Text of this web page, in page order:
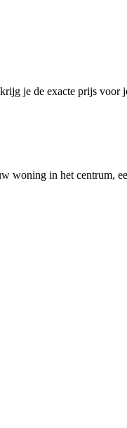
je de exacte prijs voor
woning in het centrum,